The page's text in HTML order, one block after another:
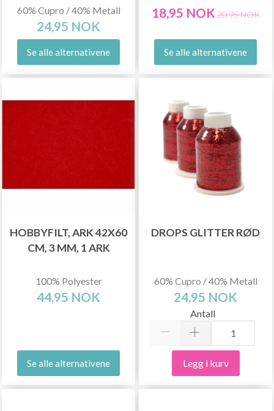
60% Cupro / 40% Metall
24,95 NOK
Se alle alternativene
18,95 NOK 20,95 NOK
Se alle alternativene
HOBBYFILT, ARK 42X60
CM, 3 MM, 1 ARK
100% Polyester
44,95 NOK
Se alle alternativene
DROPS GLITTER RØD
60% Cupro / 40% Metall
24,95 NOK
Antall
Legg i kurv